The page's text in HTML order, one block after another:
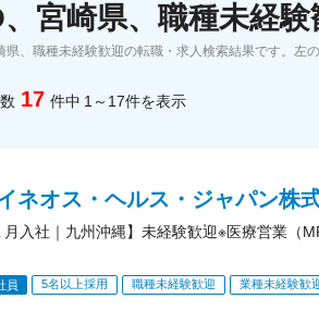
ウトサービス デ
宮崎県、職種未経
県、職種未経験歓迎の転職・求人検索結果です。左
17 件中 1～17件を表示
ネオス・ヘルス・ジャパン株
月入社｜九州沖縄】未経験歓迎※医療営業（
員 5名以上採用 職種未経験歓迎 業種未経験歓